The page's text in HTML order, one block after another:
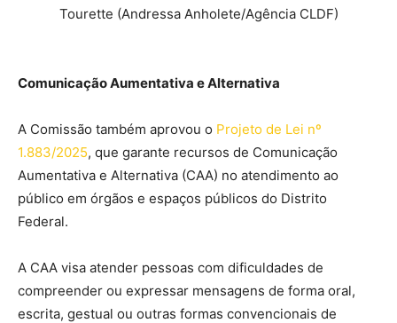
Tourette (Andressa Anholete/Agência CLDF)
Comunicação Aumentativa e Alternativa
A Comissão também aprovou o Projeto de Lei nº
1.883/2025, que garante recursos de Comunicação
Aumentativa e Alternativa (CAA) no atendimento ao
público em órgãos e espaços públicos do Distrito
Federal.
A CAA visa atender pessoas com dificuldades de
compreender ou expressar mensagens de forma oral,
escrita, gestual ou outras formas convencionais de